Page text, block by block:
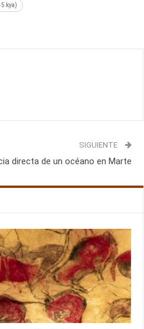
kya)
SIGUIENTE
directa de un océano en Marte